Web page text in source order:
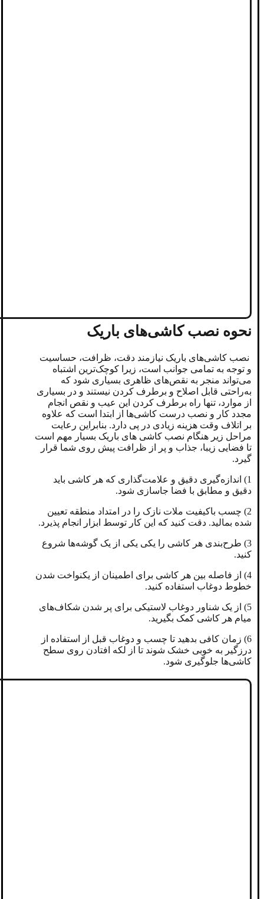
نحوه نصب کاشی‌های باریک
نصب کاشی‌های باریک نیازمند دقت، ظرافت، حساسیت
و توجه به تمامی جوانب است، زیرا کوچک‌ترین اشتباه
می‌تواند منجر به نقص‌های ظاهری بسیاری شود که
به‌راحتی قابل اصلاح و برطرف کردن نیستند و در بسیاری
از موارد، تنها راه برطرف کردن این عیب و نقص انجام
مجدد کار و نصب درست کاشی‌ها از ابتدا است که علاوه
بر اتلاف وقت هزینه زیادی در پی دارد. بنابراین رعایت
مراحل زیر هنگام نصب کاشی های باریک بسیار مهم است
تا فضایی زیبا، جذاب و پر از ظرافت پیش روی شما قرار
گیرد.
1) اندازه‌گیری دقیق و علامت‌گذاری که هر کاشی باید
دقیق و مطابق با فضا جاسازی شود.
2) چسب باکیفیت ملات نازک را در امتداد منطقه تعیین
شده بمالید. دقت کنید که این کار توسط ابزار انجام پذیرد.
3) طرح‌بندی هر کاشی را یکی یکی از یک گوشه‌ها شروع
کنید.
4) از فاصله بین هر کاشی برای اطمینان از یکنواخت شدن
خطوط دوغاب استفاده کنید.
5) از یک شناور دوغاب لاستیکی برای پر شدن شکاف‌های
میام هر کاشی کمک بگیرید.
6) زمان کافی بدهید تا چسب و دوغاب قبل از استفاده از
درزگیر به خوبی خشک شوند تا از لکه افتادن روی سطح
کاشی‌ها جلوگیری شود.